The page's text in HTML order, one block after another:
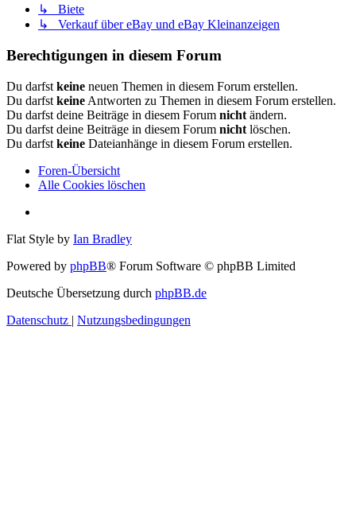
↳ Biete
↳ Verkauf über eBay und eBay Kleinanzeigen
Berechtigungen in diesem Forum
Du darfst keine neuen Themen in diesem Forum erstellen.
Du darfst keine Antworten zu Themen in diesem Forum erstellen.
Du darfst deine Beiträge in diesem Forum nicht ändern.
Du darfst deine Beiträge in diesem Forum nicht löschen.
Du darfst keine Dateianhänge in diesem Forum erstellen.
Foren-Übersicht
Alle Cookies löschen
Flat Style by Ian Bradley
Powered by phpBB® Forum Software © phpBB Limited
Deutsche Übersetzung durch phpBB.de
Datenschutz | Nutzungsbedingungen